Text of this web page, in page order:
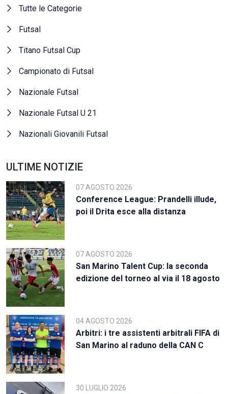
Tutte le Categorie
Futsal
Titano Futsal Cup
Campionato di Futsal
Nazionale Futsal
Nazionale Futsal U 21
Nazionali Giovanili Futsal
ULTIME NOTIZIE
07 AGOSTO 2026
Conference League: Prandelli illude,
poi il Drita esce alla distanza
07 AGOSTO 2026
San Marino Talent Cup: la seconda
edizione del torneo al via il 18 agosto
04 AGOSTO 2026
Arbitri: i tre assistenti arbitrali FIFA di
San Marino al raduno della CAN C
30 LUGLIO 2026